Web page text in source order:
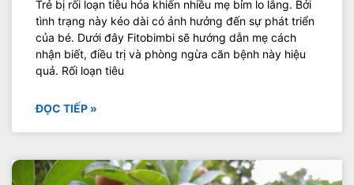
Trẻ bị rối loạn tiêu hóa khiến nhiều mẹ bỉm lo lắng. Bởi
tình trạng này kéo dài có ảnh hưởng đến sự phát triển
của bé. Dưới đây Fitobimbi sẽ hướng dẫn mẹ cách
nhận biết, điều trị và phòng ngừa căn bệnh này hiệu
quả. Rối loạn tiêu
ĐỌC TIẾP »